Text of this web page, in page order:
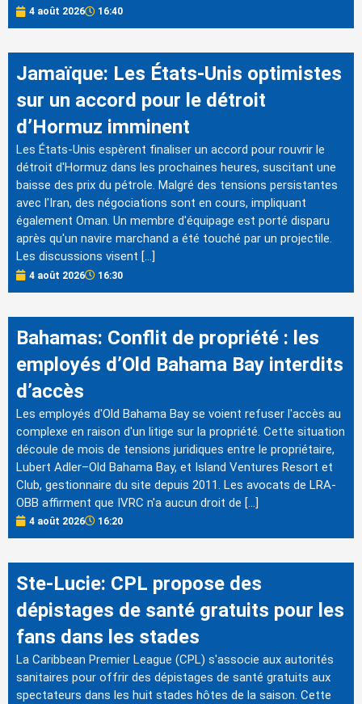
4 août 2026 16:40
Jamaïque: Les États-Unis optimistes
sur un accord pour le détroit
d’Hormuz imminent
Les États-Unis espèrent finaliser un accord pour rouvrir le
détroit d'Hormuz dans les prochaines heures, suscitant une
baisse des prix du pétrole. Malgré des tensions persistantes
avec l'Iran, des négociations sont en cours, impliquant
également Oman. Un membre d'équipage est porté disparu
après qu'un navire marchand a été touché par un projectile.
Les discussions visent […]
4 août 2026 16:30
Bahamas: Conflit de propriété : les
employés d’Old Bahama Bay interdits
d’accès
Les employés d'Old Bahama Bay se voient refuser l'accès au
complexe en raison d'un litige sur la propriété. Cette situation
découle de mois de tensions juridiques entre le propriétaire,
Lubert Adler–Old Bahama Bay, et Island Ventures Resort et
Club, gestionnaire du site depuis 2011. Les avocats de LRA-
OBB affirment que IVRC n'a aucun droit de […]
4 août 2026 16:20
Ste-Lucie: CPL propose des
dépistages de santé gratuits pour les
fans dans les stades
La Caribbean Premier League (CPL) s'associe aux autorités
sanitaires pour offrir des dépistages de santé gratuits aux
spectateurs dans les huit stades hôtes de la saison. Cette